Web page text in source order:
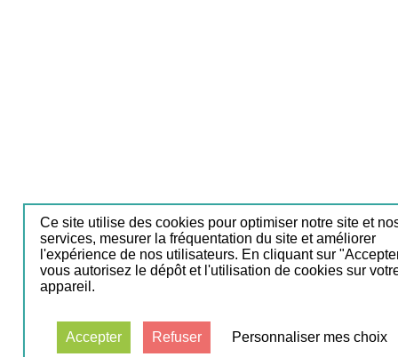
Ce site utilise des cookies pour optimiser notre site et
services, mesurer la fréquentation du site et améliorer
l'expérience de nos utilisateurs. En cliquant sur
vous autorisez le dépôt et l'utilisation de cookies sur
appareil.
Accepter Refuser Personnaliser mes choix